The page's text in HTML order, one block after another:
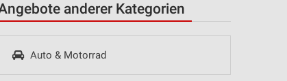
anderer Kategorien
Auto & Motorrad